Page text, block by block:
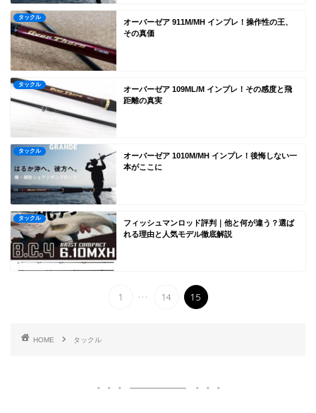
タックル
オーバーゼア 911M/MH インプレ！操作性の王、
その真価
タックル
オーバーゼア 109ML/M インプレ！その感度と飛
距離の真実
タックル
オーバーゼア 1010M/MH インプレ！後悔しない一
本がここに
タックル
フィッシュマンロッド評判｜他と何が違う？選ば
れる理由と人気モデル徹底解説
1 ... 14 15
HOME タックル